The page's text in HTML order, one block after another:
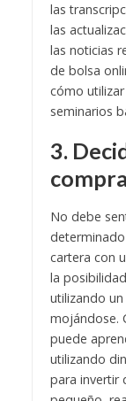
las
las
las noticias
de bolsa
cómo
seminarios
3.
No debe
cartera con
la
utilizando
mojándose.
puede
utilizando
para invertir